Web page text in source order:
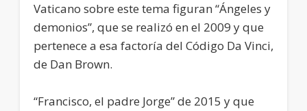
Vaticano sobre este tema figuran “Ángeles y
demonios”, que se realizó en el 2009 y que
pertenece a esa factoría del Código Da Vinci,
de Dan Brown.
“Francisco, el padre Jorge” de 2015 y que